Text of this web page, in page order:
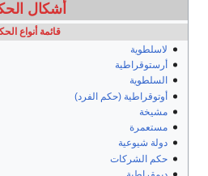
أشكال
قائمة أنواع
لاسلطوية
أرستوقراطية
السلطوية
أوتوقراطية (حكم الفرد)
مشيخة
مستعمرة
دولة شيوعية
حكم الشركات